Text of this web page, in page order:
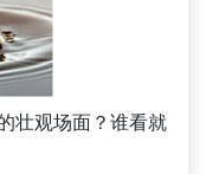
壮观场面？谁看就